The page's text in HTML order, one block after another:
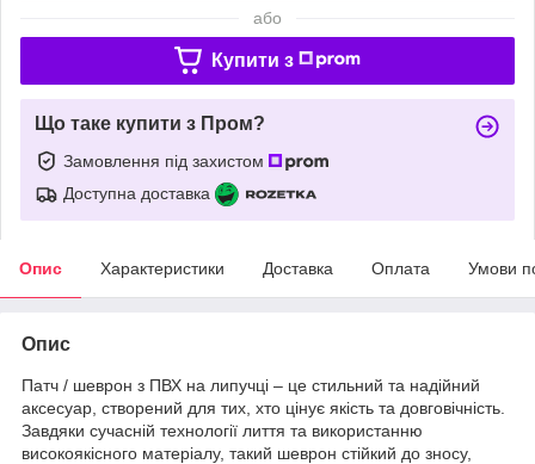
або
Купити з
Що таке купити з Пром?
Замовлення під захистом
Доступна доставка
Опис Характеристики Доставка Оплата Умови
Опис
Патч / шеврон з ПВХ на липучці – це стильний та надійний
аксесуар, створений для тих, хто цінує якість та довговічність.
Завдяки сучасній технології лиття та використанню
високоякісного матеріалу, такий шеврон стійкий до зносу,